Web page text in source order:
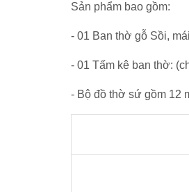
Sản phẩm bao gồm:
- 01 Ban thờ gỗ Sồi,
- 01 Tấm kê ban thờ:
- Bộ đồ thờ sứ gồm 12